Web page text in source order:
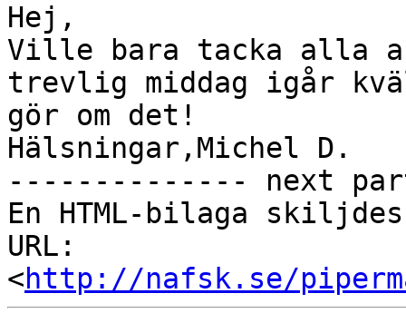
Hej,
Ville bara tacka alla
trevlig middag igår
gör om det!
Hälsningar,Michel D.
-------------- next
En HTML-bilaga
URL:
<http://nafsk.se/